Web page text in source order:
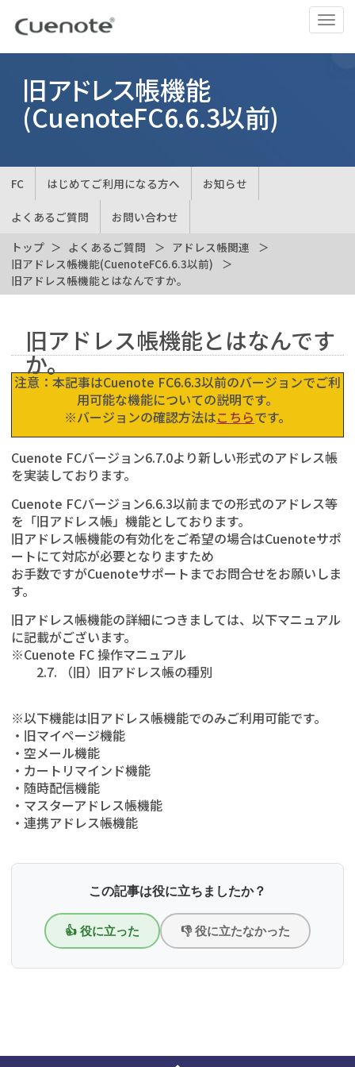
ナ
ビ
ゲ
切
旧アドレス帳機能
(CuenoteFC6.6.3以前)
FC はじめてご利用になる方へ お知らせ
よくあるご質問
お問い合わせ
トップ
よくあるご質問
アドレス帳関連
旧アドレス帳機能(CuenoteFC6.6.3以前)
旧アドレス帳機能とはなんですか。
旧アドレス帳機能とはなんです
か。
注意：本記事はCuenote FC6.6.3以前のバージョンでご利
用可能な機能についての説明です。
※バージョンの確認方法はこちらです。
Cuenote FCバージョン6.7.0より新しい形式のアドレス帳
を実装しております。
Cuenote FCバージョン6.6.3以前までの形式のアドレス等
を「旧アドレス帳」機能としております。
旧アドレス帳機能の有効化をご希望の場合はCuenoteサポ
ートにて対応が必要となりますため
お手数ですがCuenoteサポートまでお問合せをお願いしま
す。
旧アドレス帳機能の詳細につきましては、以下マニュアル
に記載がございます。
※Cuenote FC 操作マニュアル
2.7. （旧）旧アドレス帳の種別
※以下機能は旧アドレス帳機能でのみご利用可能です。
・旧マイページ機能
・空メール機能
・カートリマインド機能
・随時配信機能
・マスターアドレス帳機能
・連携アドレス帳機能
この記事は役に立ちましたか？
👍 役に立った 👎 役に立たなかった